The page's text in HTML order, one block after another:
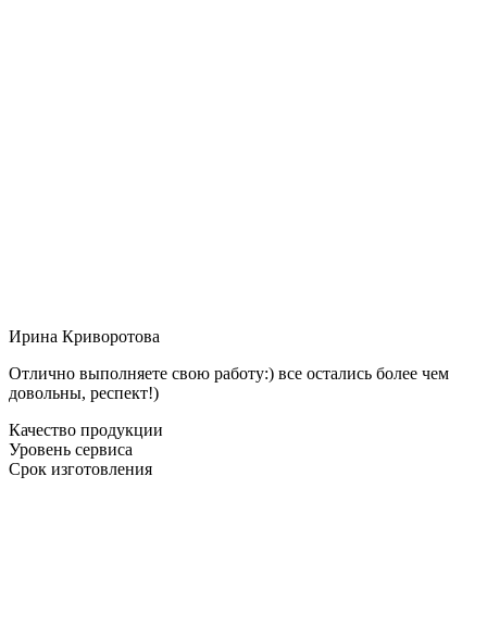
Ирина Криворотова
Отлично выполняете свою работу:) все остались более чем
довольны, респект!)
Качество продукции
Уровень сервиса
Срок изготовления